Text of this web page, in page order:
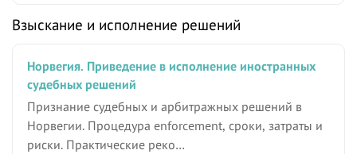
Взыскание и исполнение решений
Норвегия. Приведение в исполнение иностранных
судебных решений
Признание судебных и арбитражных решений в
Норвегии. Процедура enforcement, сроки, затраты и
риски. Практические реко…